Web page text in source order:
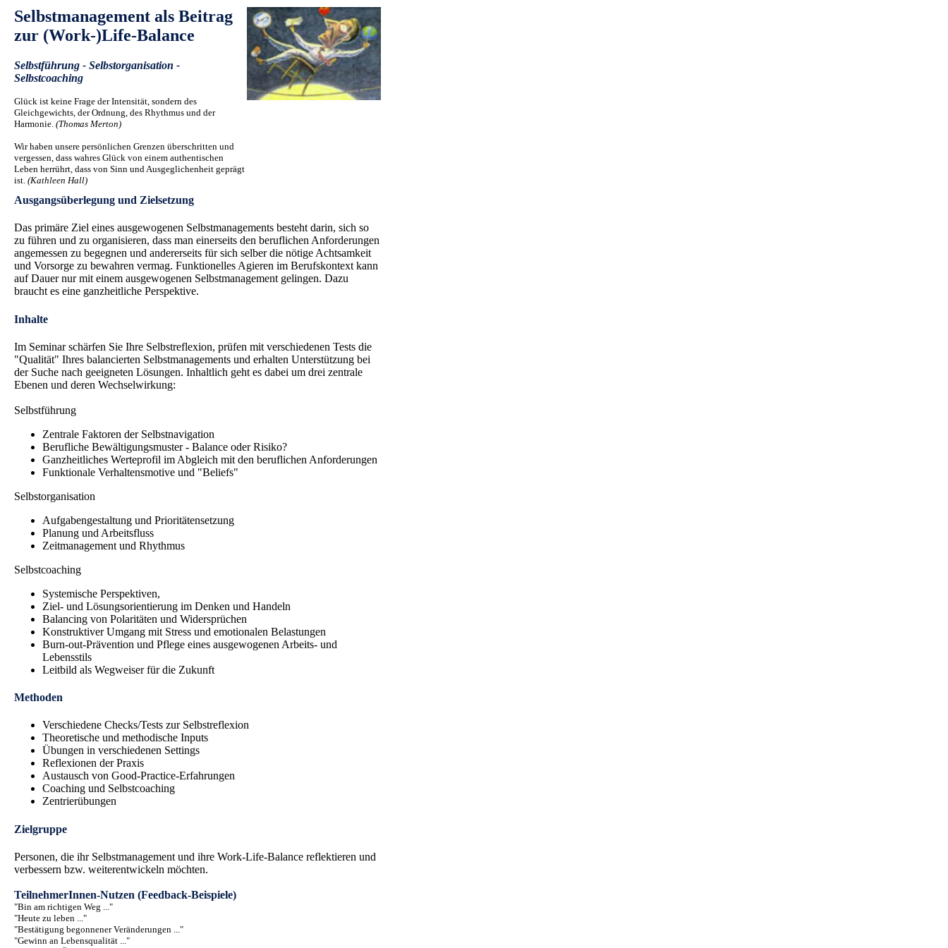
Selbstmanagement als Beitrag
zur (Work-)Life-Balance
Selbstführung - Selbstorganisation -
Selbstcoaching
Glück ist keine Frage der Intensität, sondern des
Gleichgewichts, der Ordnung, des Rhythmus und der
Harmonie. (Thomas Merton)
Wir haben unsere persönlichen Grenzen überschritten und
vergessen, dass wahres Glück von einem authentischen
Leben herrührt, dass von Sinn und Ausgeglichenheit geprägt
ist. (Kathleen Hall)
Ausgangsüberlegung und Zielsetzung
Das primäre Ziel eines ausgewogenen Selbstmanagements besteht darin, sich so
zu führen und zu organisieren, dass man einerseits den beruflichen Anforderungen
angemessen zu begegnen und andererseits für sich selber die nötige Achtsamkeit
und Vorsorge zu bewahren vermag. Funktionelles Agieren im Berufskontext kann
auf Dauer nur mit einem ausgewogenen Selbstmanagement gelingen. Dazu
braucht es eine ganzheitliche Perspektive.
Inhalte
Im Seminar schärfen Sie Ihre Selbstreflexion, prüfen mit verschiedenen Tests die
"Qualität" Ihres balancierten Selbstmanagements und erhalten Unterstützung bei
der Suche nach geeigneten Lösungen. Inhaltlich geht es dabei um drei zentrale
Ebenen und deren Wechselwirkung:
Selbstführung
Zentrale Faktoren der Selbstnavigation
Berufliche Bewältigungsmuster - Balance oder Risiko?
Ganzheitliches Werteprofil im Abgleich mit den beruflichen Anforderungen
Funktionale Verhaltensmotive und "Beliefs"
Selbstorganisation
Aufgabengestaltung und Prioritätensetzung
Planung und Arbeitsfluss
Zeitmanagement und Rhythmus
Selbstcoaching
Systemische Perspektiven,
Ziel- und Lösungsorientierung im Denken und Handeln
Balancing von Polaritäten und Widersprüchen
Konstruktiver Umgang mit Stress und emotionalen Belastungen
Burn-out-Prävention und Pflege eines ausgewogenen Arbeits- und
Lebensstils
Leitbild als Wegweiser für die Zukunft
Methoden
Verschiedene Checks/Tests zur Selbstreflexion
Theoretische und methodische Inputs
Übungen in verschiedenen Settings
Reflexionen der Praxis
Austausch von Good-Practice-Erfahrungen
Coaching und Selbstcoaching
Zentrierübungen
Zielgruppe
Personen, die ihr Selbstmanagement und ihre Work-Life-Balance reflektieren und
verbessern bzw. weiterentwickeln möchten.
TeilnehmerInnen-Nutzen (Feedback-Beispiele)
"Bin am richtigen Weg ..."
"Heute zu leben ..."
"Bestätigung begonnener Veränderungen ..."
"Gewinn an Lebensqualität ..."